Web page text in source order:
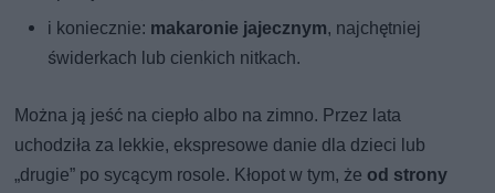
i koniecznie: makaronie jajecznym, najchętniej
świderkach lub cienkich nitkach.
Można ją jeść na ciepło albo na zimno. Przez lata
uchodziła za lekkie, ekspresowe danie dla dzieci lub
„drugie” po sycącym rosole. Kłopot w tym, że od strony